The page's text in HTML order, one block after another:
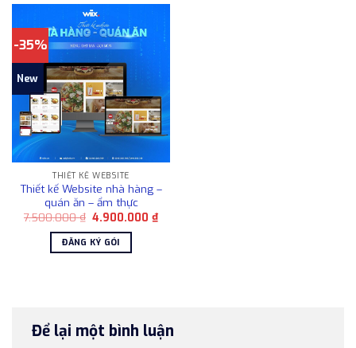
-35%
New
THIẾT KẾ WEBSITE
Thiết kế Website nhà hàng –
quán ăn – ẩm thực
7.500.000₫ Giá
là:
7.500.000 ₫.
4.900.000₫Giá
hiện
ĐĂNG KÝ GÓI
Để lại một bình luận